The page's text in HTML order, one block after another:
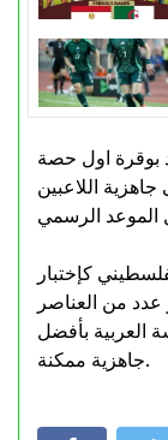
بوقرة اول حصة
اللاعبين
كإختبار
من العناصر
العربية بأفضل
جاهزية ممكنة.